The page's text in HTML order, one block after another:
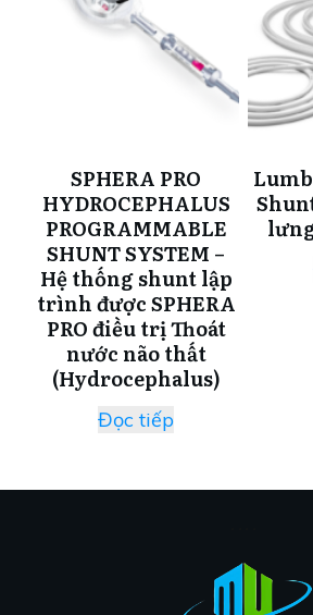
SPHERA PRO
HYDROCEPHALUS
PROGRAMMABLE
SHUNT SYSTEM –
Hệ thống shunt lập
trình được SPHERA
PRO điều trị Thoát
nước não thất
(Hydrocephalus)
Đọc tiếp